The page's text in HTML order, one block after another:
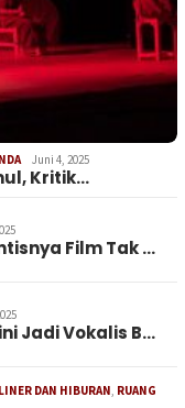
Juni 4, 2025
Kritik…
Film Tak …
Jadi Vokalis B…
DAN HIBURAN RUANG